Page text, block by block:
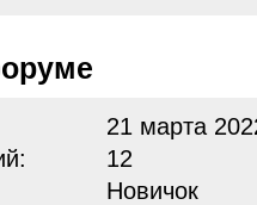
21 марта
12
Новичок